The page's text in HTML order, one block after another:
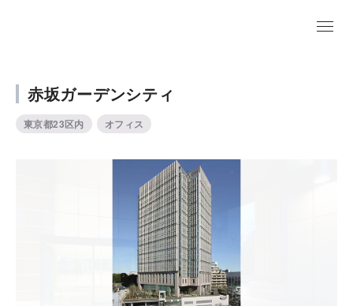
赤坂ガーデンシティ
東京都23区内 オフィス